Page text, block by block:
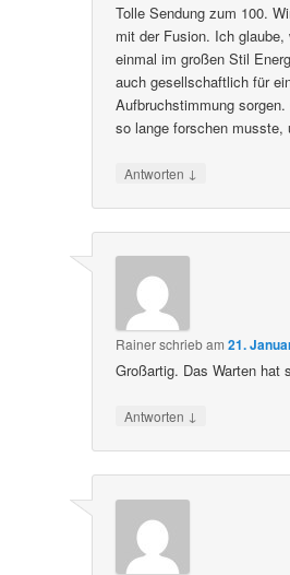
Tolle Sendung zum 100.
mit der Fusion. Ich
einmal im großen Stil
auch gesellschaftlich für
Aufbruchstimmung
so lange forschen musste,
Antworten ↓
Rainerschriebam21.
Großartig. Das Warten hat
Antworten ↓